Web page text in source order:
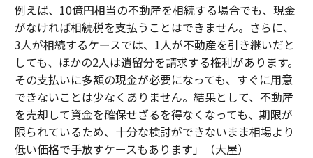
例えば、10億円相当の不動産を相続する場合でも、現金
がなければ相続税を支払うことはできません。さらに、
3人が相続するケースでは、1人が不動産を引き継いだと
しても、ほかの2人は遺留分を請求する権利があります。
その支払いに多額の現金が必要になっても、すぐに用意
できないことは少なくありません。結果として、不動産
を売却して資金を確保せざるを得なくなっても、期限が
限られているため、十分な検討ができないまま相場より
低い価格で手放すケースもあります」（大屋）